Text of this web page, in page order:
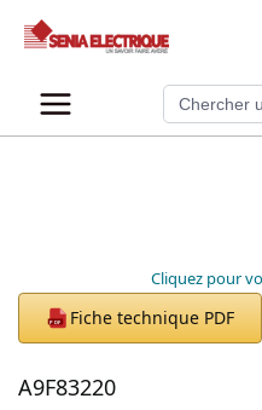
Aller
contenu
Cliquez pour
PDF Fiche technique PDF
A9F83220